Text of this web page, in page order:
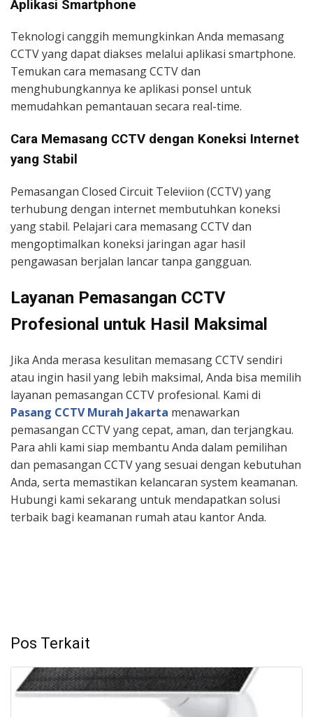
Aplikasi Smartphone
Teknologi canggih memungkinkan Anda memasang
CCTV yang dapat diakses melalui aplikasi smartphone.
Temukan cara memasang CCTV dan
menghubungkannya ke aplikasi ponsel untuk
memudahkan pemantauan secara real-time.
Cara Memasang CCTV dengan Koneksi Internet
yang Stabil
Pemasangan Closed Circuit Televiion (CCTV) yang
terhubung dengan internet membutuhkan koneksi
yang stabil. Pelajari cara memasang CCTV dan
mengoptimalkan koneksi jaringan agar hasil
pengawasan berjalan lancar tanpa gangguan.
Layanan Pemasangan CCTV
Profesional untuk Hasil Maksimal
Jika Anda merasa kesulitan memasang CCTV sendiri
atau ingin hasil yang lebih maksimal, Anda bisa memilih
layanan pemasangan CCTV profesional. Kami di
Pasang CCTV Murah Jakarta menawarkan
pemasangan CCTV yang cepat, aman, dan terjangkau.
Para ahli kami siap membantu Anda dalam pemilihan
dan pemasangan CCTV yang sesuai dengan kebutuhan
Anda, serta memastikan kelancaran system keamanan.
Hubungi kami sekarang untuk mendapatkan solusi
terbaik bagi keamanan rumah atau kantor Anda.
Pos Terkait